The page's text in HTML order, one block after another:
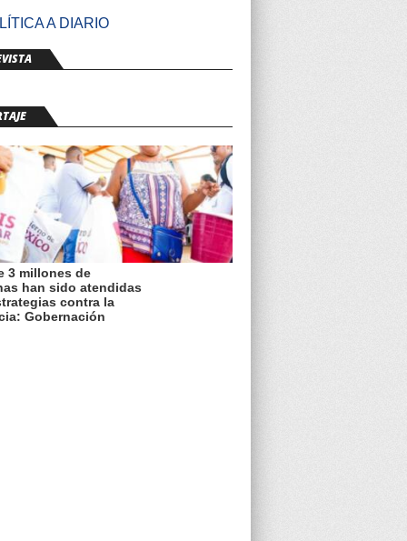
A DIARIO
3 millones de
han sido atendidas
contra la
Gobernación